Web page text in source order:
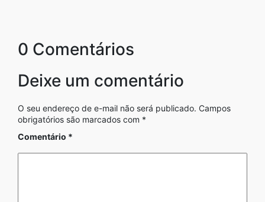
0 Comentários
Deixe um comentário
O seu endereço de e-mail não será publicado. Campos
obrigatórios são marcados com *
Comentário *